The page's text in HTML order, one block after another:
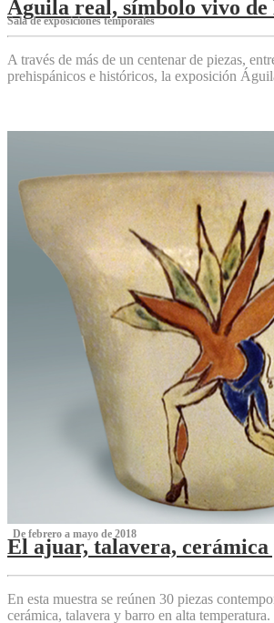
Águila real, símbolo vivo de
Sala de exposiciones temporales
A través de más de un centenar de piezas,
prehispánicos e históricos, la exposición
‌ De febrero a mayo de 2018
El ajuar, talavera,
‌
En esta muestra se reúnen 30 piezas
cerámica, talavera y barro en alta